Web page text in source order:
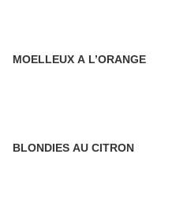
MOELLEUX A L’ORANGE
BLONDIES AU CITRON